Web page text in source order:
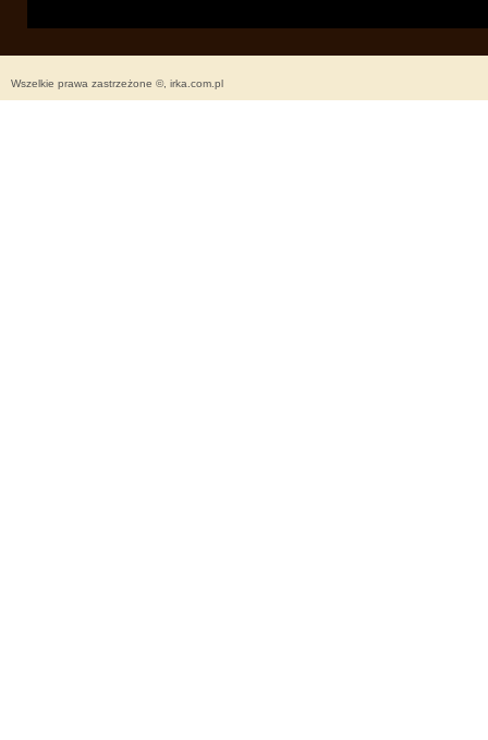
Wszelkie prawa zastrzeżone ©, irka.com.pl